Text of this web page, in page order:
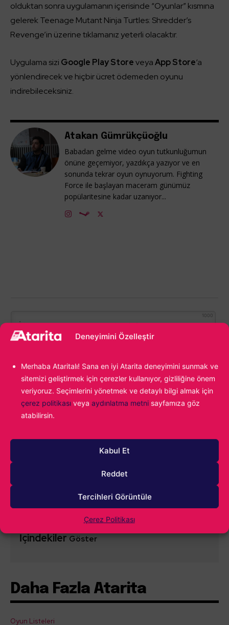
Deneyimini Özelleştir
Merhaba Ataritalı! Sana en iyi Atarita deneyimini sunmak ve
sitemizi geliştirmek için çerezler kullanıyor, gizliliğine önem
veriyoruz. Seçimlerini yönetmek ve detaylı bilgi almak için
çerez politikası veya aydınlatma metni sayfamıza göz
atabilirsin.
Kabul Et
Reddet
Tercihleri Görüntüle
Çerez Politikası
olduktan sonra uygulamanın içerisinde “Oyunlar” kısmına
gelerek Teenage Mutant Ninja Turtles: Shredder’s
Revenge’in üzerine tıklamanız yeterli olacaktır.
Uygulama sizi Google Play StoreveyaApp Store‘a
yönlendirecek ve hiçbir ücret ödemeden oyunu
indirebileceksiniz.
Atakan Gümrükçüoğlu
Babadan gelme video oyun tutkunluğumun
önüne geçemiyor, yazdıkça yazıyor ve en
sonunda tekrar oyun oynuyorum. Fighting
Force ile başlayan maceram günümüz
popülaritesine kadar uzanıyor...
1000
İçindekilerGöster
Daha Fazla Atarita
Oyun Listeleri